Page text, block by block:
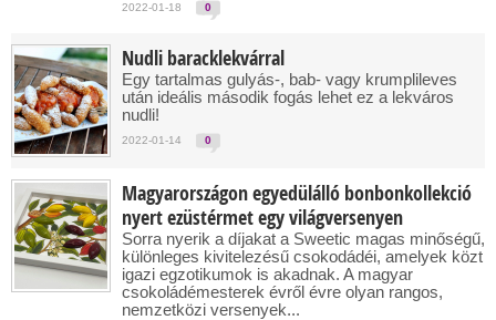
2022-01-18 0
Nudli baracklekvárral
Egy tartalmas gulyás-, bab- vagy krumplileves
után ideális második fogás lehet ez a lekváros
nudli!
2022-01-14 0
Magyarországon egyedülálló bonbonkollekció
nyert ezüstérmet egy világversenyen
Sorra nyerik a díjakat a Sweetic magas minőségű,
különleges kivitelezésű csokodádéi, amelyek közt
igazi egzotikumok is akadnak. A magyar
csokoládémesterek évről évre olyan rangos,
nemzetközi versenyek...